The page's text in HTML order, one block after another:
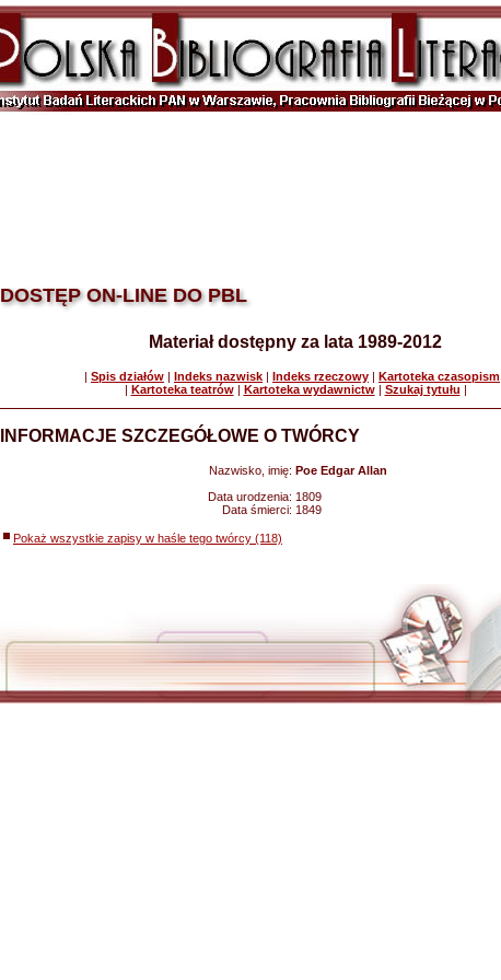
DOSTĘP ON-LINE DO PBL
Materiał dostępny za lata 1989-2012
| Spis działów | Indeks nazwisk | Indeks rzeczowy | Kartoteka czasopism
| Kartoteka teatrów| Kartoteka wydawnictw| Szukaj tytułu |
INFORMACJE SZCZEGÓŁOWE O TWÓRCY
Nazwisko, imię: Poe Edgar Allan
Data urodzenia: 1809
Data śmierci: 1849
Pokaż wszystkie zapisy w haśle tego twórcy (118)